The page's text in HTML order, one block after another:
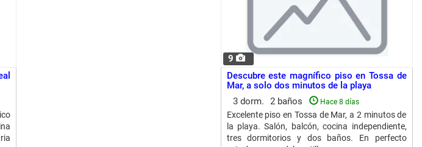
9
Descubre este magnífico piso en Tossa de
Mar, a solo dos minutos de la playa
3 dorm.
2 baños Hace 8 días
Excelente piso en Tossa de Mar, a 2 minutos de
la playa. Salón, balcón, cocina independiente,
tres dormitorios y dos baños. En perfecto